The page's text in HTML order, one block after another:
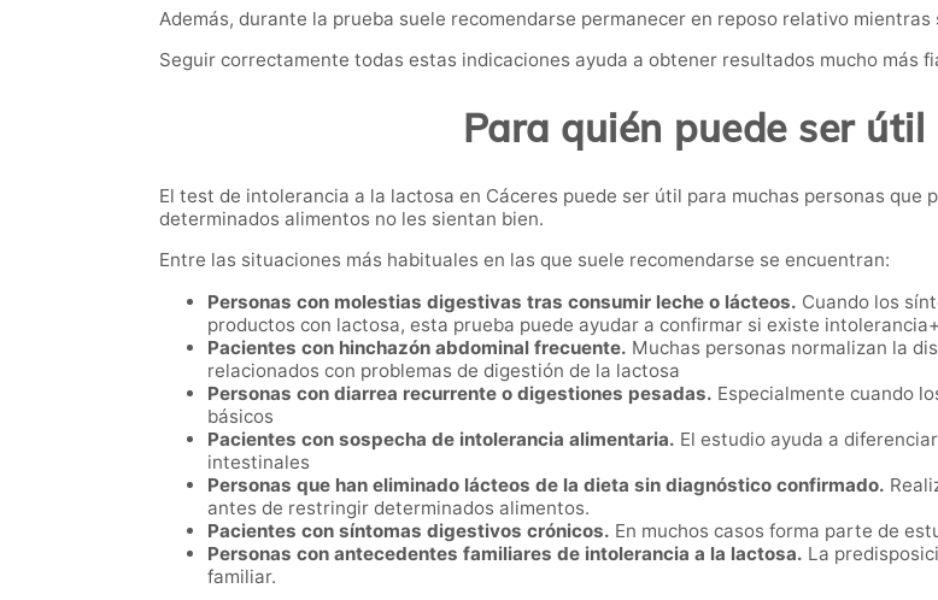
Además, durante la prueba suele recomendarse permanecer en reposo relativo
Seguir correctamente todas estas indicaciones ayuda a obtener resultados mucho más
Para quién puede ser
El test de intolerancia a la lactosa en Cáceres puede ser útil para muchas personas
determinados alimentos no les sientan bien.
Entre las situaciones más habituales en las que suele recomendarse se encuentran:
Personas con molestias digestivas tras consumir leche o lácteos. Cuando los
productos con lactosa, esta prueba puede ayudar a confirmar si existe intolerancia+
Pacientes con hinchazón abdominal frecuente. Muchas personas normalizan la
relacionados con problemas de digestión de la lactosa
Personas con diarrea recurrente o digestiones pesadas. Especialmente cuando
básicos
Pacientes con sospecha de intolerancia alimentaria. El estudio ayuda a
intestinales
Personas que han eliminado lácteos de la dieta sin diagnóstico confirmado.
antes de restringir determinados alimentos.
Pacientes con síntomas digestivos crónicos. En muchos casos forma parte de
Personas con antecedentes familiares de intolerancia a la lactosa. La
familiar.